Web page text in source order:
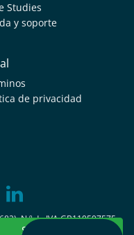
SOLICITAR
Studies
y soporte
de privacidad
N.º de IVA GB119597575.